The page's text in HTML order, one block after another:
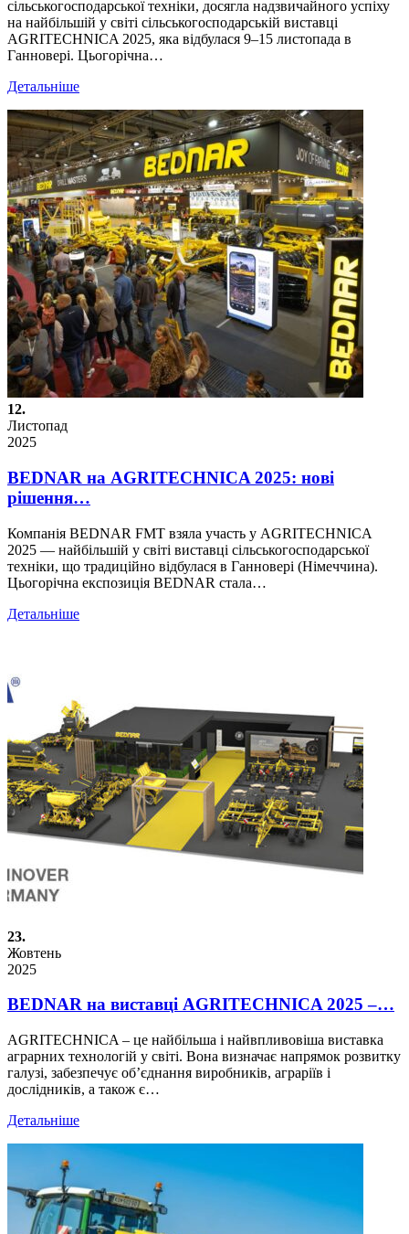
сільськогосподарської техніки, досягла надзвичайного успіху
на найбільшій у світі сільськогосподарській виставці
AGRITECHNICA 2025, яка відбулася 9–15 листопада в
Ганновері. Цьогорічна…
Детальніше
12.
Листопад
2025
BEDNAR на AGRITECHNICA 2025: нові
рішення…
Компанія BEDNAR FMT взяла участь у AGRITECHNICA
2025 — найбільшій у світі виставці сільськогосподарської
техніки, що традиційно відбулася в Ганновері (Німеччина).
Цьогорічна експозиція BEDNAR стала…
Детальніше
23.
Жовтень
2025
BEDNAR на виставці AGRITECHNICA 2025 –…
AGRITECHNICA – це найбільша і найвпливовіша виставка
аграрних технологій у світі. Вона визначає напрямок розвитку
галузі, забезпечує об’єднання виробників, аграріїв і
дослідників, а також є…
Детальніше